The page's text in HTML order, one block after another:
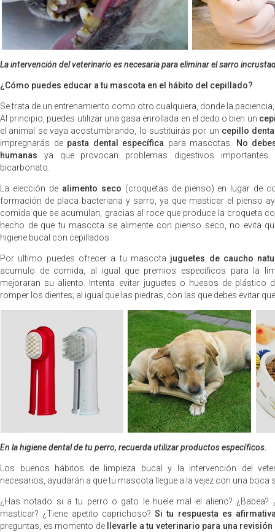
La intervención del veterinario es necesaria para eliminar el sarro
¿Cómo puedes educar a tu mascota en el hábito del cepillado?
Se trata de un entrenamiento como otro cualquiera, donde la
Al principio, puedes utilizar una gasa enrollada en el dedo o bien un
el animal se vaya acostumbrando, lo sustituirás por un cepillo
impregnarás de pasta dental específica para mascotas.
No
humanas ya que provocan problemas digestivos
bicarbonato.
La elección de alimento seco (croquetas de pienso) en lugar de
formación de placa bacteriana y sarro, ya que masticar el pienso
comida que se acumulan, gracias al roce que produce la croqueta
hecho de que tu mascota se alimente con pienso seco, no evita
higiene bucal con cepillados.
Por ultimo puedes ofrecer a tu mascota juguetes de caucho
acumulo de comida, al igual que premios específicos para la
mejoraran su aliento. Intenta evitar juguetes o huesos de plástico
romper los dientes; al igual que las piedras, con las que debes evitar
En la higiene dental de tu perro, recuerda utilizar productos específicos.
Los buenos hábitos de limpieza bucal y la intervención del
necesarios, ayudarán a que tu mascota llegue a la vejez con una boca
¿Has notado si a tu perro o gato le huele mal el alieno? ¿Babea?
masticar? ¿Tiene apetito caprichoso?Si tu respuesta es
preguntas, es momento de
llevarle a tu veterinario para una